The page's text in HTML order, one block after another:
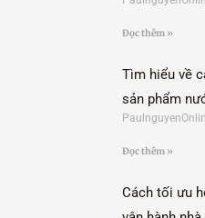
Đọc thêm »
Tìm hiểu về
sản phẩm
Đọc thêm »
Cách tối ưu